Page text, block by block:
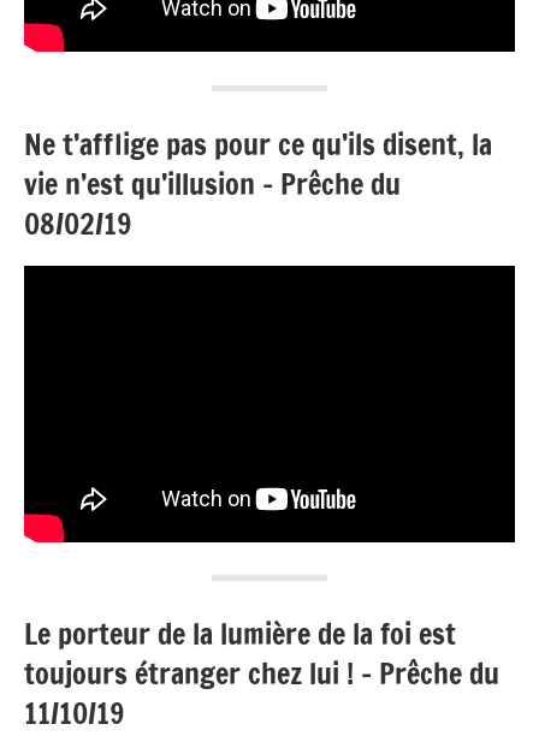
Ne t’afflige pas pour ce qu’ils disent, la
vie n’est qu’illusion – Prêche du
08/02/19
Le porteur de la lumière de la foi est
toujours étranger chez lui ! – Prêche du
11/10/19